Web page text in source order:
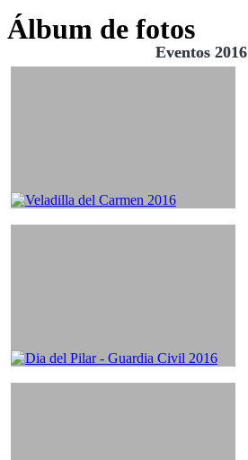
Álbum de fotos
Eventos 2016